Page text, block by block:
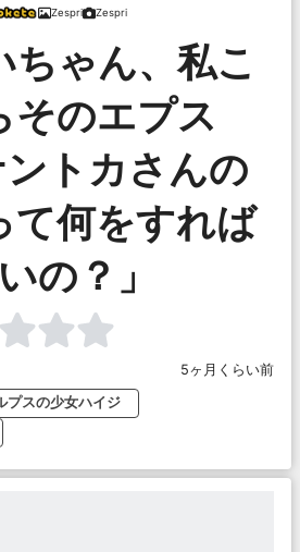
Zespri Zespri
ちゃん、私こ
そのエプス
トカさんの
て何をすれば
の？」
5ヶ月くらい前
プスの少女ハイジ